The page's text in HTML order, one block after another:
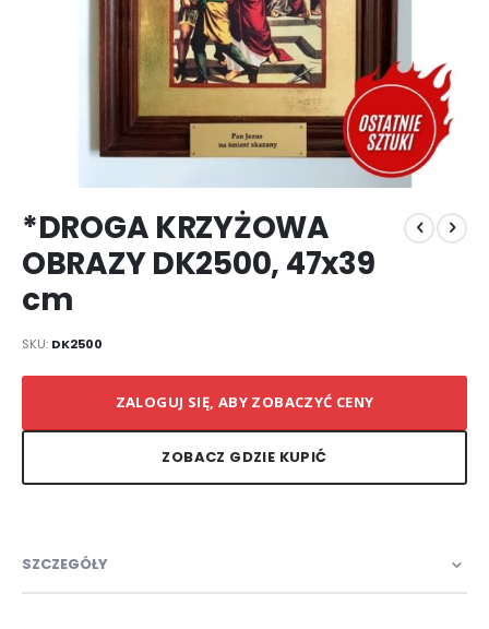
na
początek
galerii
*DROGA KRZYŻOWA
OBRAZY DK2500, 47x39
cm
SKU DK2500
ZALOGUJ SIĘ, ABY ZOBACZYĆ CENY
ZOBACZ GDZIE KUPIĆ
SZCZEGÓŁY